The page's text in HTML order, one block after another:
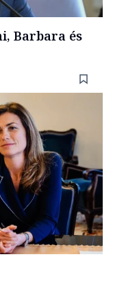
Barbara és